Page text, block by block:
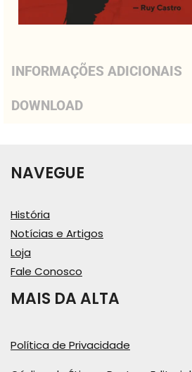
INFORMAÇÕES ADICIONAIS
DOWNLOAD
NAVEGUE
História
Notícias e Artigos
Loja
Fale Conosco
MAIS DA ALTA
Política de Privacidade